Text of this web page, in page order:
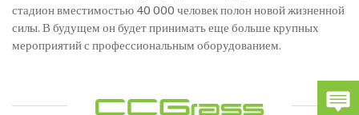
стадион вместимостью 40 000 человек полон новой жизненной
силы. В будущем он будет принимать еще больше крупных
мероприятий с профессиональным оборудованием.